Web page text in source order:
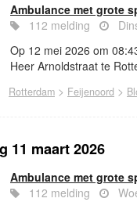
Ambulance met grote
112 melding
Op 12 mei 2026 om
Heer Arnoldstraat te
Rotterdam > Feijenoord >
11 maart 2026
Ambulance met grote
112 melding